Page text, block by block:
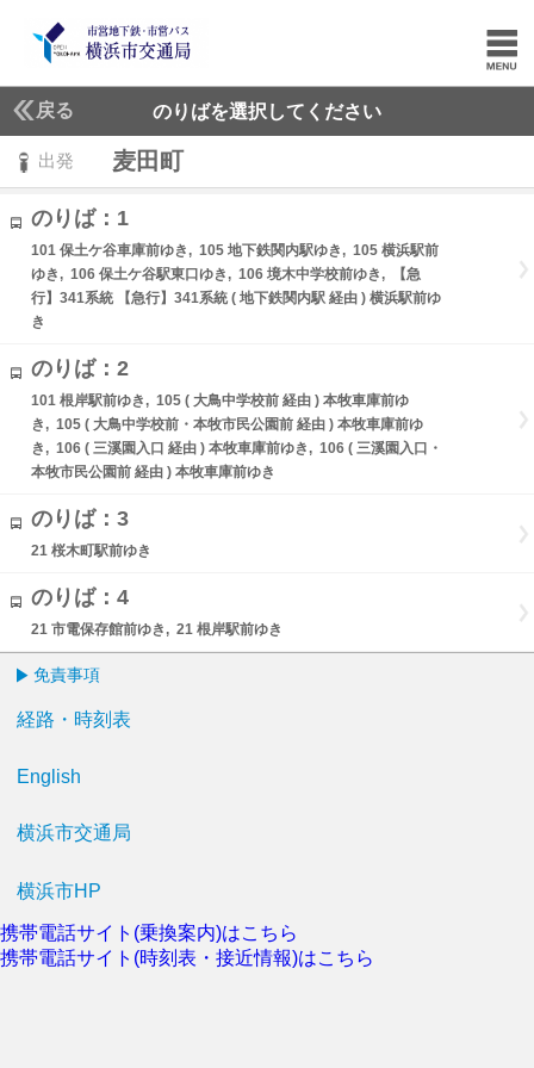
戻る のりばを選択してください
出発 麦田町
のりば：1
101 保土ケ谷車庫前ゆき, 105 地下鉄関内駅ゆき, 105 横浜駅前
ゆき, 106 保土ケ谷駅東口ゆき, 106 境木中学校前ゆき, 【急
行】341系統 【急行】341系統 ( 地下鉄関内駅 経由 ) 横浜駅前ゆ
き
のりば：2
101 根岸駅前ゆき, 105 ( 大鳥中学校前 経由 ) 本牧車庫前ゆ
き, 105 ( 大鳥中学校前・本牧市民公園前 経由 ) 本牧車庫前ゆ
き, 106 ( 三溪園入口 経由 ) 本牧車庫前ゆき, 106 ( 三溪園入口・
本牧市民公園前 経由 ) 本牧車庫前ゆき
のりば：3
21 桜木町駅前ゆき
のりば：4
21 市電保存館前ゆき, 21 根岸駅前ゆき
免責事項
経路・時刻表
English
横浜市交通局
横浜市HP
携帯電話サイト(乗換案内)はこちら
携帯電話サイト(時刻表・接近情報)はこちら